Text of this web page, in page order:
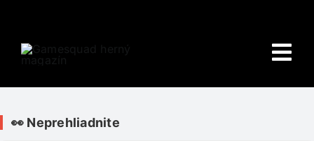
content
👀 Neprehliadnite